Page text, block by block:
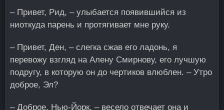
– Привет, Рид, – улыбается появившийся из
ниоткуда парень и протягивает мне руку.
– Привет, Ден, – слегка сжав его ладонь, я
перевожу взгляд на Алену Смирнову, его лучшую
подругу, в которую он до чертиков влюблен. – Утро
доброе, Эл?
– Доброе, Нью-Йорк, – весело отвечает она и